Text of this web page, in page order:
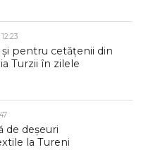
pentru cetățenii din
Turzii în zilele
de deșeuri
la Tureni